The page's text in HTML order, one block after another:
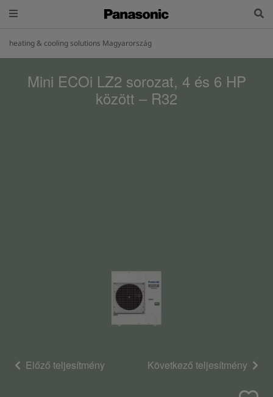
heating & cooling solutions Magyarország
Mini ECOi LZ2 sorozat, 4 és 6 HP
között – R32
Előző teljesítmény Következő teljesítmény